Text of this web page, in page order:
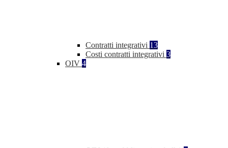
Contratti integrativi 13
Costi contratti integrativi 3
OIV 4